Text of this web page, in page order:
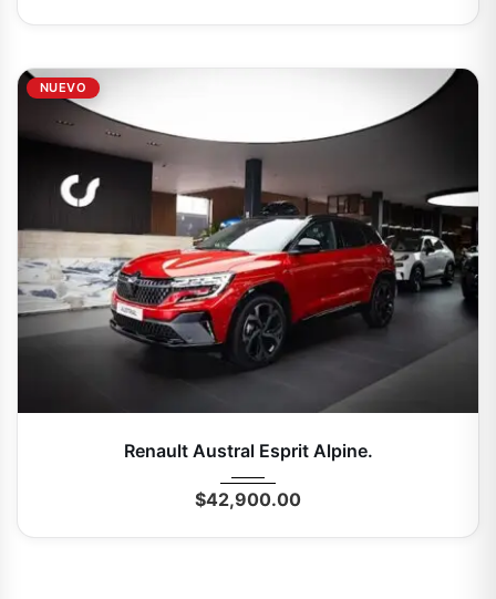
NUEVO
Renault Austral Esprit Alpine.
$42,900.00